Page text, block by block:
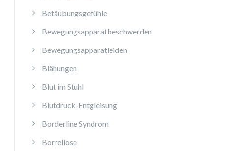
Betäubungsgefühle
Bewegungsapparatbeschwerden
Bewegungsapparatleiden
Blähungen
Blut im Stuhl
Blutdruck-Entgleisung
Borderline Syndrom
Borreliose